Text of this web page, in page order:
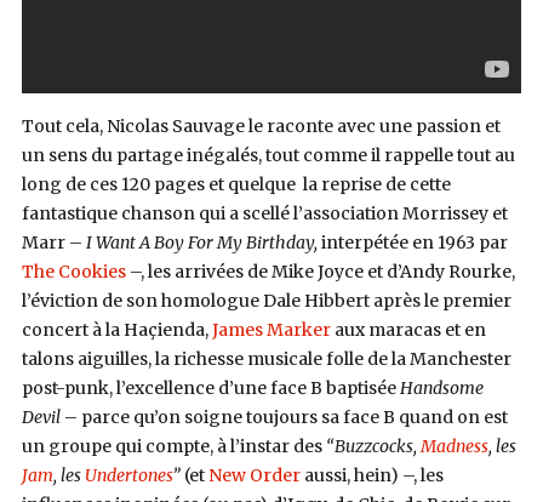
Tout cela, Nicolas Sauvage le raconte avec une passion et
un sens du partage inégalés, tout comme il rappelle tout au
long de ces 120 pages et quelque la reprise de cette
fantastique chanson qui a scellé l’association Morrissey et
Marr – I Want A Boy For My Birthday, interpétée en 1963 par
The Cookies–, les arrivées de Mike Joyce et d’Andy Rourke,
l’éviction de son homologue Dale Hibbert après le premier
concert à la Haçienda,James Markeraux maracas et en
talons aiguilles, la richesse musicale folle de la Manchester
post-punk, l’excellence d’une face B baptiséeHandsome
Devil– parce qu’on soigne toujours sa face B quand on est
un groupe qui compte, à l’instar des “Buzzcocks,Madness, les
Jam, les Undertones”(et New Orderaussi, hein) –, les